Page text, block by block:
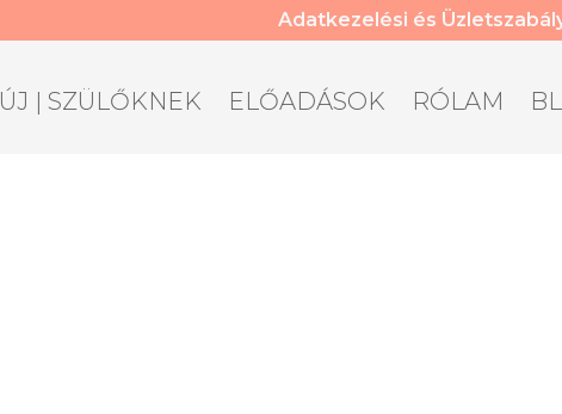
Adatkezelési és
ÚJ | SZÜLŐKNEK ELŐADÁSOK RÓLAM